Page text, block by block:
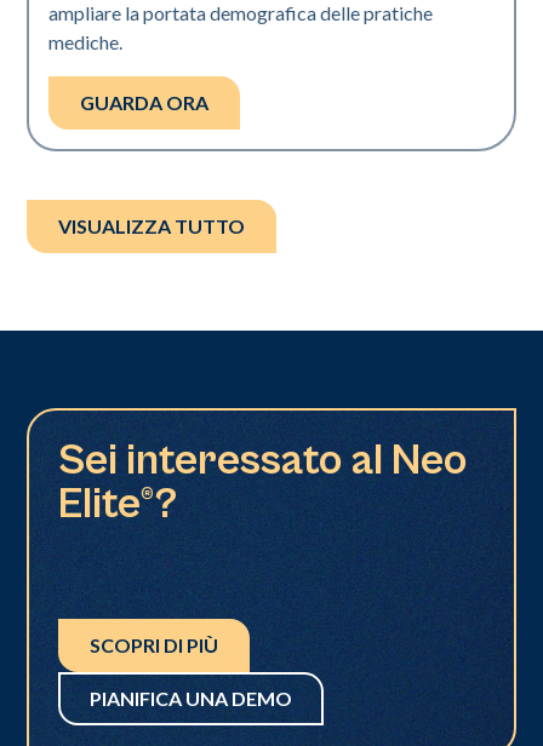
ampliare la portata demografica delle pratiche
mediche.
GUARDA ORA
VISUALIZZA TUTTO
Sei interessato al Neo
Elite®?
SCOPRI DI PIÙ
PIANIFICA UNA DEMO